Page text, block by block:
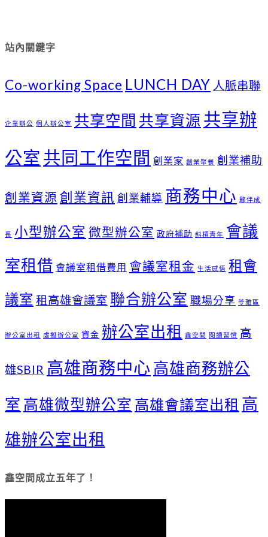
站內關鍵字
Co-working Space LUNCH DAY 人脈串聯
企業辦公 個人辦公室 共享空間 共享資源 共享辦
公室 共同工作空間 創業家 創業聚餐 創業補助
創業資源 創業資訊 創業輔導 商務中心 夥伴成
長 小型辦公室 微型辦公室 政府補助 斜槓青年 會議
室租借 會議室租借費用 會議室租金 生活感悟 租會
議室 租高雄會議室 聯合辦公室 職場分享 苓雅區
辦公室出租 虛擬辦公室 資金 辦公室出租 鑫空間 閱讀習慣 高
雄SBIR 高雄商務中心 高雄商務辦公
室 高雄微型辦公室 高雄會議室出租 高
雄辦公室出租
鑫空間成立五年了！